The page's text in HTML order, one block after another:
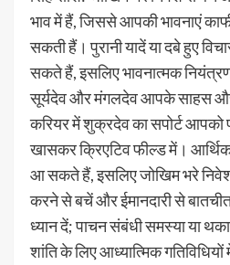
भाव में हैं, जिससे आपकी भावनाएं
सकती हैं। पुरानी यादें या दबे हुए
सकते हैं, इसलिए भावनात्मक
सूर्यदेव और मंगलदेव आपके साहस
करियर में शुक्रदेव का सपोर्ट आपको
खासकर क्रिएटिव फील्ड में।
आ सकते हैं, इसलिए जोखिम भरे
करने से बचें और ईमानदारी से
ध्यान दें; पाचन संबंधी समस्या या
शांति के लिए आध्यात्मिक